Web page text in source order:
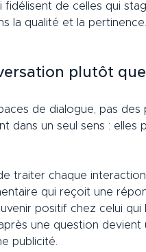
fidélisent de celles qui
la qualité et la pertinence.
plutôt
de dialogue, pas des
dans un seul sens : elles
traiter chaque
qui reçoit une
positif chez celui qui
une question
publicité.